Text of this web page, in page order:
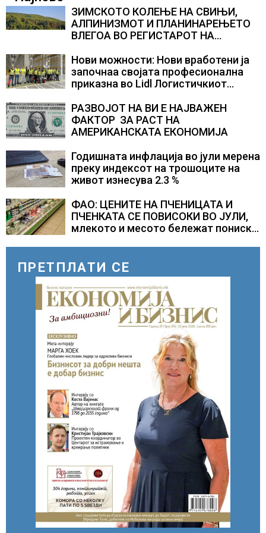
ЗИМСКОТО КОЛЕЊЕ НА СВИЊИ,
АЛПИНИЗМОТ И ПЛАНИНАРЕЊЕТО
ВЛЕГОА ВО РЕГИСТАРОТ НА
СЛОВЕНИЈА
Нови можности: Нови вработени ја
започнаа својата професионална
приказна во Lidl Логистичкиот
РАЗВОЈОТ НА ВИ Е НАЈВАЖЕН
ФАКТОР ЗА РАСТ НА
АМЕРИКАНСКАТА ЕКОНОМИЈА
Годишната инфлација во јули мерена
преку индексот на трошоците на
живот изнесува 2.3 %
ФАО: ЦЕНИТЕ НА ПЧЕНИЦАТА И
ПЧЕНКАТА СЕ ПОВИСОКИ ВО ЈУЛИ,
млекото и месото бележат пониски
ПРЕТПЛАТИ СЕ